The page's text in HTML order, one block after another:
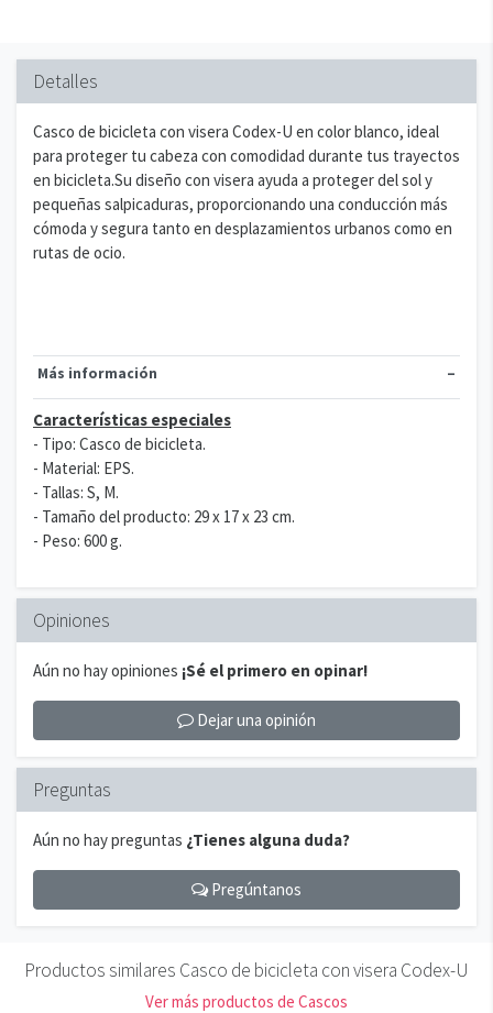
Detalles
Casco de bicicleta con visera Codex-U en color blanco, ideal
para proteger tu cabeza con comodidad durante tus trayectos
en bicicleta.Su diseño con visera ayuda a proteger del sol y
pequeñas salpicaduras, proporcionando una conducción más
cómoda y segura tanto en desplazamientos urbanos como en
rutas de ocio.
Más información
Características especiales
- Tipo: Casco de bicicleta.
- Material: EPS.
- Tallas: S, M.
- Tamaño del producto: 29 x 17 x 23 cm.
- Peso: 600 g.
Opiniones
Aún no hay opiniones ¡Sé el primero en opinar!
Dejar una opinión
Preguntas
Aún no hay preguntas ¿Tienes alguna duda?
Pregúntanos
Productos similares Casco de bicicleta con visera Codex-U
Ver más productos de Cascos